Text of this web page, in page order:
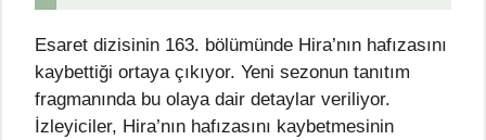
Esaret dizisinin 163. bölümünde Hira’nın hafızasını
kaybettiği ortaya çıkıyor. Yeni sezonun tanıtım
fragmanında bu olaya dair detaylar veriliyor.
İzleyiciler, Hira’nın hafızasını kaybetmesinin